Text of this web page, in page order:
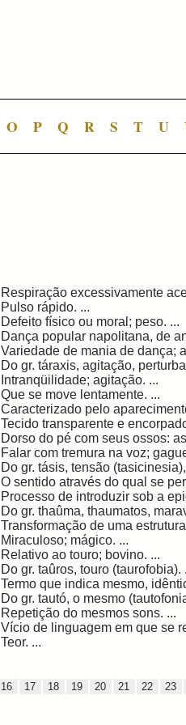
O P Q R S T U
Respiração excessivamente
Pulso rápido. ...
Defeito físico ou moral; peso. ...
Dança popular napolitana, de
Variedade de mania de dança;
Do gr. táraxis, agitação,
Intranqüilidade; agitação. ...
Que se move lentamente. ...
Caracterizado pelo
Tecido transparente e
Dorso do pé com seus ossos:
Falar com tremura na voz;
Do gr. tásis, tensão
O sentido através do qual se
Processo de introduzir sob a
Do gr. thaûma, thaumatos,
Transformação de uma
Miraculoso; mágico. ...
Relativo ao touro; bovino. ...
Do gr. taûros, touro (taurofobia).
Termo que indica mesmo,
Do gr. tautó, o mesmo
Repetição do mesmos sons. ...
Vício de linguagem em que se
Teor. ...
16 17 18 19 20 21 22 23